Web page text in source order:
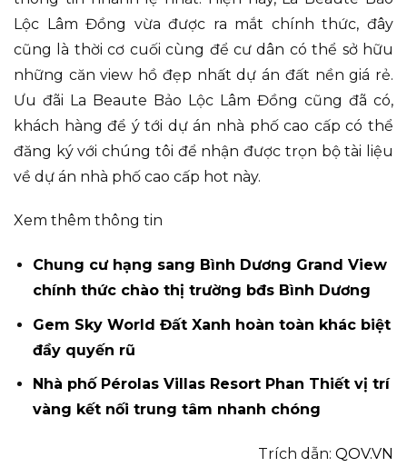
Lộc Lâm Đồng vừa được ra mắt chính thức, đây
cũng là thời cơ cuối cùng để cư dân có thể sở hữu
những căn view hồ đẹp nhất dự án đất nền giá rẻ.
Ưu đãi La Beaute Bảo Lộc Lâm Đồng cũng đã có,
khách hàng để ý tới dự án nhà phố cao cấp có thể
đăng ký với chúng tôi để nhận được trọn bộ tài liệu
về dự án nhà phố cao cấp hot này.
Xem thêm thông tin
Chung cư hạng sang Bình Dương Grand View
chính thức chào thị trường bđs Bình Dương
Gem Sky World Đất Xanh hoàn toàn khác biệt
đầy quyến rũ
Nhà phố Pérolas Villas Resort Phan Thiết vị trí
vàng kết nối trung tâm nhanh chóng
Trích dẫn: QOV.VN